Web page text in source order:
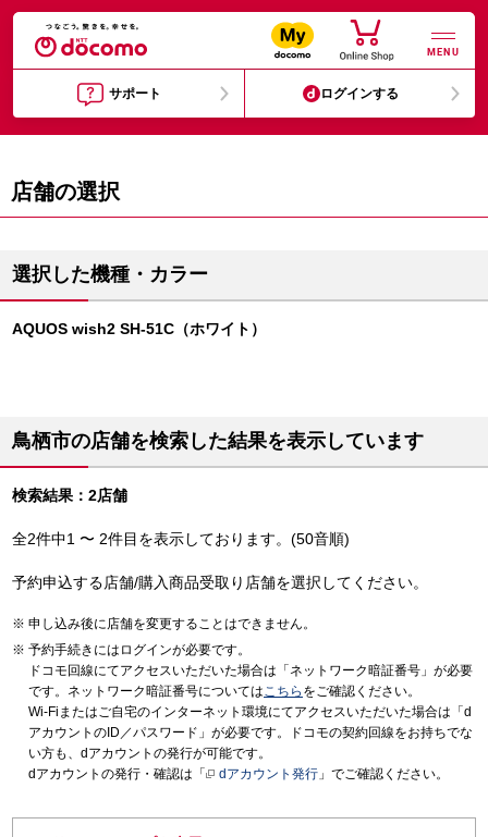
MENU
サポート ログインする
店舗の選択
選択した機種・カラー
AQUOS wish2 SH-51C（ホワイト）
鳥栖市の店舗を検索した結果を表示しています
検索結果：2店舗
全2件中1 〜 2件目を表示しております。(50音順)
予約申込する店舗/購入商品受取り店舗を選択してください。
申し込み後に店舗を変更することはできません。
予約手続きにはログインが必要です。
ドコモ回線にてアクセスいただいた場合は「ネットワーク暗証番号」が必要
です。ネットワーク暗証番号についてはこちら をご確認ください。
Wi-Fiまたはご自宅のインターネット環境にてアクセスいただいた場合は「d
アカウントのID／パスワード」が必要です。ドコモの契約回線をお持ちでな
い方も、dアカウントの発行が可能です。
dアカウントの発行・確認は「
dアカウント発行 」でご確認ください。